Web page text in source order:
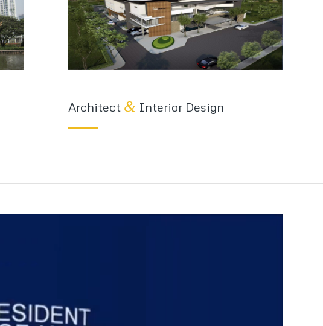
Architect & Interior Design